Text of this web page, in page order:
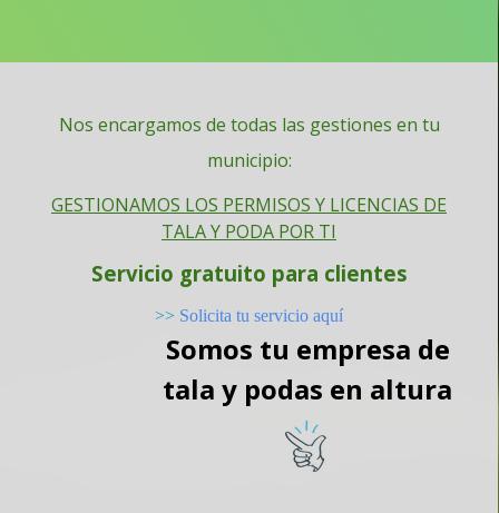
Nos encargamos de todas las gestiones en tu
municipio:
GESTIONAMOS LOS PERMISOS Y LICENCIAS DE
TALA Y PODA POR TI
Servicio gratuito para clientes
>> Solicita tu servicio aquí
Somos tu empresa de
tala y podas en altura